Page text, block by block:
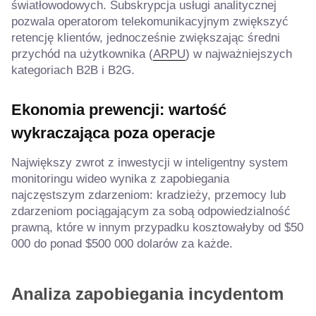
światłowodowych. Subskrypcja usługi analitycznej
pozwala operatorom telekomunikacyjnym zwiększyć
retencję klientów, jednocześnie zwiększając średni
przychód na użytkownika (ARPU) w najważniejszych
kategoriach B2B i B2G.
Ekonomia prewencji: wartość
wykraczająca poza operacje
Największy zwrot z inwestycji w inteligentny system
monitoringu wideo wynika z zapobiegania
najczęstszym zdarzeniom: kradzieży, przemocy lub
zdarzeniom pociągającym za sobą odpowiedzialność
prawną, które w innym przypadku kosztowałyby od $50
000 do ponad $500 000 dolarów za każde.
Analiza zapobiegania incydentom